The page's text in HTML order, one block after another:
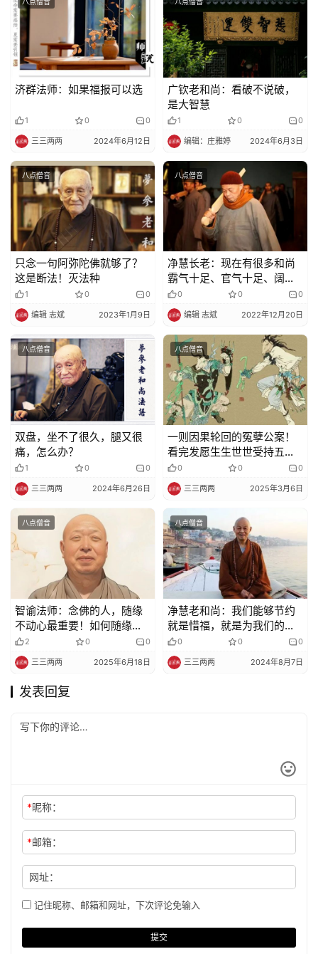
八点僧音
济群法师：如果福报可以选
1 0 0
三三两两 2024年6月12日
八点僧音
广钦老和尚：看破不说破，
是大智慧
1 0 0
编辑：庄雅婷 2024年6月3日
八点僧音
只念一句阿弥陀佛就够了？
这是断法！灭法种
1 0 0
编辑 志斌 2023年1月9日
八点僧音
净慧长老：现在有很多和尚
霸气十足、官气十足、阔气
十足、俗气十足，这个问题
很严重啊！
0 0 0
编辑 志斌 2022年12月20日
八点僧音
双盘，坐不了很久，腿又很
痛，怎么办？
1 0 0
三三两两 2024年6月26日
八点僧音
一则因果轮回的冤孽公案！
看完发愿生生世世受持五
戒！
0 0 0
三三两两 2025年3月6日
八点僧音
智谕法师：念佛的人，随缘
不动心最重要！如何随缘？
如何念佛？
2 0 0
三三两两 2025年6月18日
八点僧音
净慧老和尚：我们能够节约
就是惜福，就是为我们的福
德因缘创造条件
0 0 0
三三两两 2024年8月7日
发表回复
*昵称：
*邮箱：
网址：
记住昵称、邮箱和网址，下次评论免输入
提交